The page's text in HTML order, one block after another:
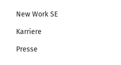
New Work SE
Karriere
Presse